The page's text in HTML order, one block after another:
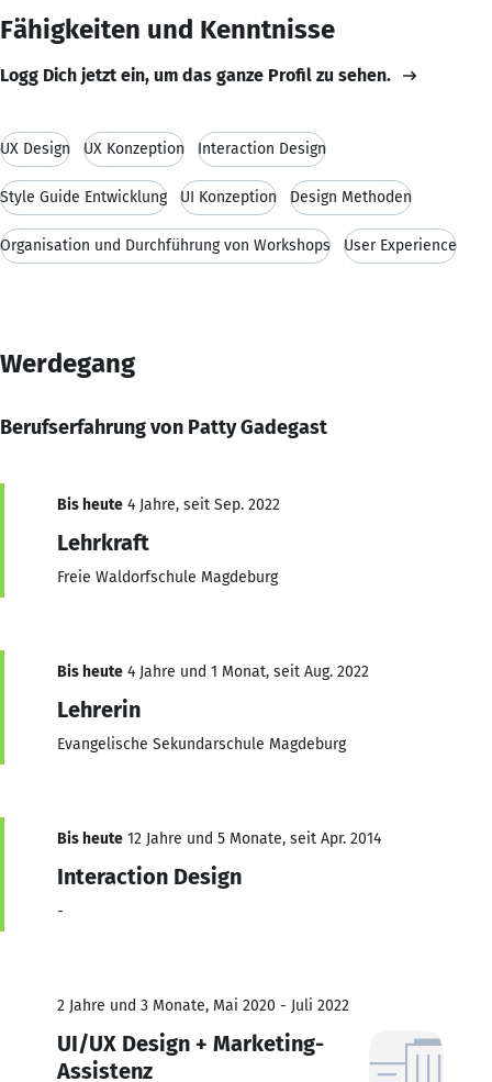
Fähigkeiten und Kenntnisse
Logg Dich jetzt ein, um das ganze Profil zu sehen.
UX Design UX Konzeption Interaction Design
Style Guide Entwicklung UI Konzeption Design Methoden
Organisation und Durchführung von Workshops User Experience
Werdegang
Berufserfahrung von Patty Gadegast
Bis heute 4 Jahre, seit Sep. 2022
Lehrkraft
Freie Waldorfschule Magdeburg
Bis heute 4 Jahre und 1 Monat, seit Aug. 2022
Lehrerin
Evangelische Sekundarschule Magdeburg
Bis heute 12 Jahre und 5 Monate, seit Apr. 2014
Interaction Design
-
2 Jahre und 3 Monate, Mai 2020 - Juli 2022
UI/UX Design + Marketing-
Assistenz